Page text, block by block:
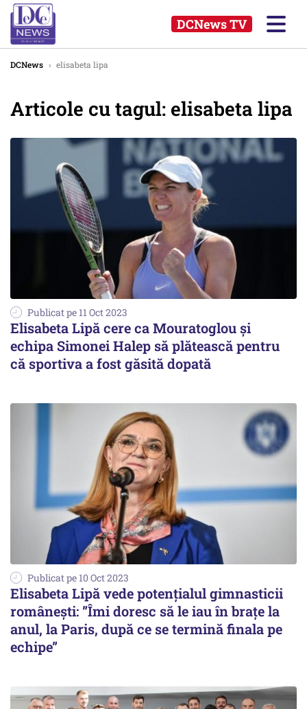
DCNews TV
DCNews › elisabeta lipa
Articole cu tagul: elisabeta lipa
Publicat pe 11 Oct 2023
Elisabeta Lipă cere ca Mouratoglou şi
echipa Simonei Halep să plătească pentru
că sportiva a fost găsită dopată
Publicat pe 10 Oct 2023
Elisabeta Lipă vede potențialul gimnasticii
românești: ”Îmi doresc să le iau în braţe la
anul, la Paris, după ce se termină finala pe
echipe”